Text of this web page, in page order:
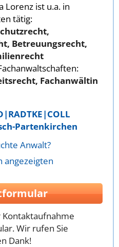
Lorenz ist u.a. in
tätig:
Betreuungsrecht,
Fachanwältin
Partenkirchen
Anwalt?
angezeigten
Wir rufen Sie
Dank!